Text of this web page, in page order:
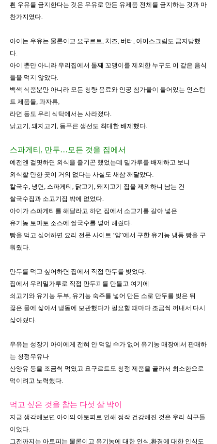
흰 우유를 금지한다는 것은 우유로 만든 유제품 전체를 금지하는 것과 마
찬가지였다
아이는 우유는 물론이고 요구르트 치즈 버터 아이스크림도 금지당했
다
아이 뿐만 아니라 우리집에서 둘째 꼬맹이를 제외한 누구도 이 같은 음식
들을 먹지 않았다
백색 식품뿐만 아니라 모든 청량 음료와 인공 첨가물이 들어있는 인스턴
트 제품들 과자류
라면 등도 우리 식탁에서는 사라졌다
닭고기 돼지고기 등푸른 생선도 최대한 배제했다
스파게티 , 만두… 모든 것을 집에서
예전엔 걸핏하면 외식을 즐기곤 했었는데 밀가루를 배제하고 보니
외식할 만한 곳이 거의 없다는 사실도 새삼 깨달았다
칼국수 냉면 스파게티 닭고기 돼지고기 집을 제외하니 남는 건
쌀국수집과 소고기집 밖에 없었다
아이가 스파게티를 해달라고 하면 집에서 소고기를 갈아 넣은
유기농 토마토 소스에 쌀국수를 넣어 해줬다
빵을 먹고 싶어하면 요리 전문 사이트 ‘얌’에서 구한 유기농 냉동 빵을 구
워줬다
만두를 먹고 싶어하면 집에서 직접 만두를 빚었다
집에서 우리밀가루로 직접 만두피를 만들고 여기에
쇠고기와 유기농 두부 유기농 숙주를 넣어 만든 소로 만두를 빚은 뒤
끓은 물에 삶아서 냉동에 보관했다가 필요할 때마다 조금씩 꺼내서 다시
삶아줬다
우유는 성장기 아이에게 전혀 안 먹일 수가 없어 유기농 매장에서 판매하
는 청정우유나
산양유 등을 조금씩 먹였고 요구르트도 청정 제품을 골라서 최소한으로
먹이려고 노력했다
먹고 싶은 것을 참는 다섯 살 박이
지금 생각해보면 아이의 아토피로 인해 정작 건강해진 것은 우리 식구들
이었다
그전까지는 아토피는 물론이고 유기농에 대한 인식 환경에 대한 인식도